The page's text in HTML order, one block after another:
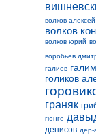
волков алексей
волков
волков юрий
воробьев
галиев
голиков
граняк
гюнге
денисов дер-